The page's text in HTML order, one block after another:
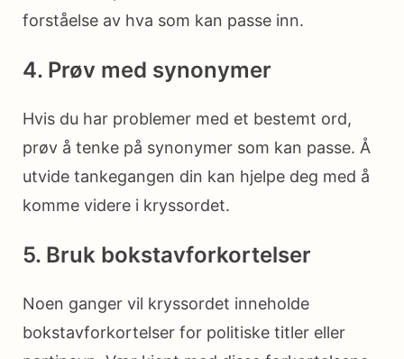
forståelse av hva som kan passe inn.
4. Prøv med synonymer
Hvis du har problemer med et bestemt ord,
prøv å tenke på synonymer som kan passe. Å
utvide tankegangen din kan hjelpe deg med å
komme videre i kryssordet.
5. Bruk bokstavforkortelser
Noen ganger vil kryssordet inneholde
bokstavforkortelser for politiske titler eller